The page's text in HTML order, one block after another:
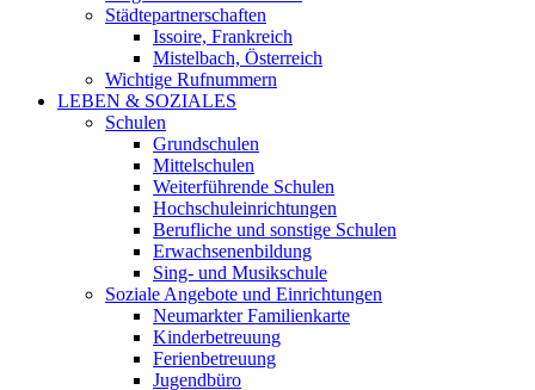
Städtepartnerschaften
Issoire, Frankreich
Mistelbach, Österreich
Wichtige Rufnummern
LEBEN & SOZIALES
Schulen
Grundschulen
Mittelschulen
Weiterführende Schulen
Hochschuleinrichtungen
Berufliche und sonstige Schulen
Erwachsenenbildung
Sing- und Musikschule
Soziale Angebote und Einrichtungen
Neumarkter Familienkarte
Kinderbetreuung
Ferienbetreuung
Jugendbüro